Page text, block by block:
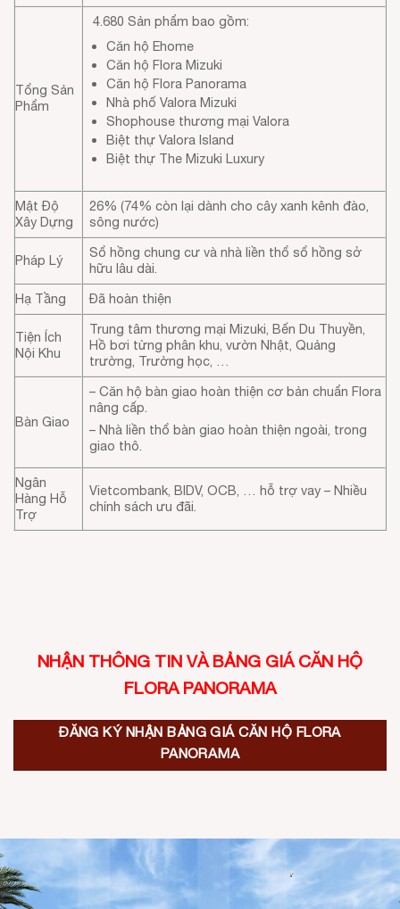
Tổng Sản
Phẩm
4.680 Sản phẩm bao gồm:
Căn hộ Ehome
Căn hộ Flora Mizuki
Căn hộ Flora Panorama
Nhà phố Valora Mizuki
Shophouse thương mại Valora
Biệt thự Valora Island
Biệt thự The Mizuki Luxury
Mật Độ
Xây Dựng
26% (74% còn lại dành cho cây xanh kênh đào,
sông nước)
Pháp Lý
Sổ hồng chung cư và nhà liền thổ sổ hồng sở
hữu lâu dài.
Hạ Tầng
Đã hoàn thiện
Tiện Ích
Nội Khu
Trung tâm thương mại Mizuki, Bến Du Thuyền,
Hồ bơi từng phân khu, vườn Nhật, Quảng
trường, Trường học, …
Bàn Giao
– Căn hộ bàn giao hoàn thiện cơ bản chuẩn Flora
nâng cấp.
– Nhà liền thổ bàn giao hoàn thiện ngoài, trong
giao thô.
Ngân
Hàng Hỗ
Trợ
Vietcombank, BIDV, OCB, … hỗ trợ vay – Nhiều
chính sách ưu đãi.
NHẬN THÔNG TIN VÀ BẢNG GIÁ CĂN HỘ
FLORA PANORAMA
ĐĂNG KÝ NHẬN BẢNG GIÁ CĂN HỘ FLORA
PANORAMA